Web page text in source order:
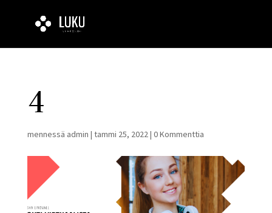
4
mennessä admin | tammi 25, 2022| 0 Kommenttia